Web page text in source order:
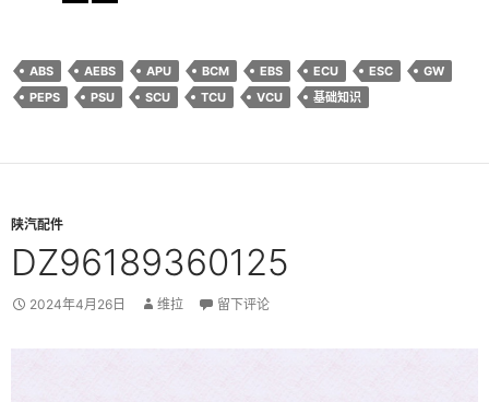
ABS AEBS APU BCM EBS ECU ESC
GW
PEPS
PSU SCU TCU VCU 基础知识
陕汽配件
DZ96189360125
2024年4月26日 维拉 留下评论